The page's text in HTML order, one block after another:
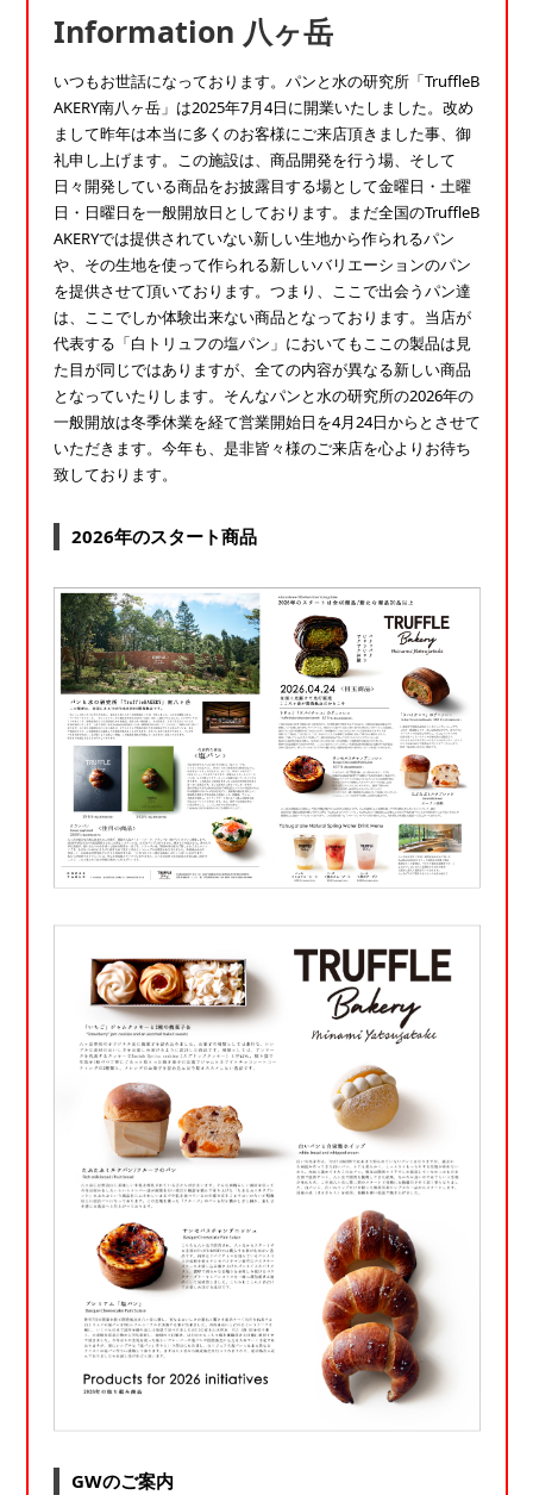
Information 八ヶ岳
いつもお世話になっております。パンと水の研究所「TruffleB
AKERY南八ヶ岳」は2025年7月4日に開業いたしました。改め
まして昨年は本当に多くのお客様にご来店頂きました事、御
礼申し上げます。この施設は、商品開発を行う場、そして
日々開発している商品をお披露目する場として金曜日・土曜
日・日曜日を一般開放日としております。まだ全国のTruffleB
AKERYでは提供されていない新しい生地から作られるパン
や、その生地を使って作られる新しいバリエーションのパン
を提供させて頂いております。つまり、ここで出会うパン達
は、ここでしか体験出来ない商品となっております。当店が
代表する「白トリュフの塩パン」においてもここの製品は見
た目が同じではありますが、全ての内容が異なる新しい商品
となっていたりします。そんなパンと水の研究所の2026年の
一般開放は冬季休業を経て営業開始日を4月24日からとさせて
いただきます。今年も、是非皆々様のご来店を心よりお待ち
致しております。
2026年のスタート商品
GWのご案内